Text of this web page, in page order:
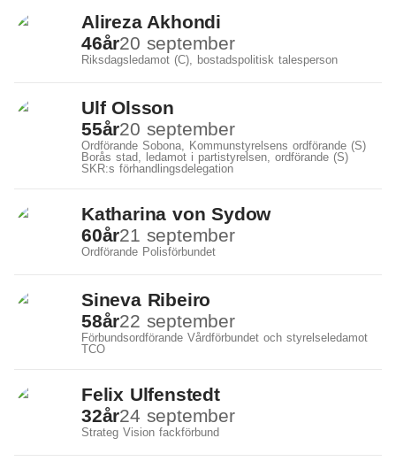
Alireza Akhondi
46år20 september
Riksdagsledamot (C), bostadspolitisk talesperson
Ulf Olsson
55år20 september
Ordförande Sobona, Kommunstyrelsens ordförande (S)
Borås stad, ledamot i partistyrelsen, ordförande (S)
SKR:s förhandlingsdelegation
Katharina von Sydow
60år21 september
Ordförande Polisförbundet
Sineva Ribeiro
58år22 september
Förbundsordförande Vårdförbundet och styrelseledamot
TCO
Felix Ulfenstedt
32år24 september
Strateg Vision fackförbund